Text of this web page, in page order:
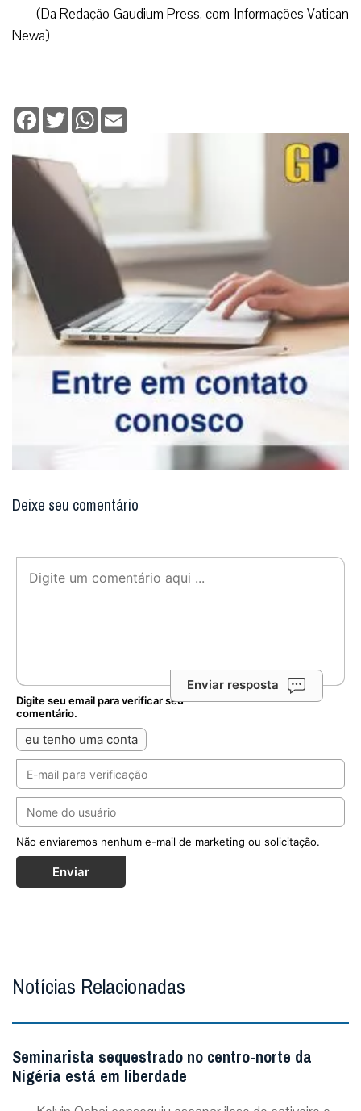
Deixe seu comentário
Enviar resposta
comentário.
eu tenho uma conta
Notícias Relacionadas
Seminarista sequestrado no centro-norte da
Nigéria está em liberdade
Kelvin Ochai conseguiu escapar ileso do cativeiro e
reencontrou a família no estado de Benue; Igreja local
O fogo passou duas vezes, mas o crucifixo
permaneceu de pé
A imagem que emocionou o mundo em meio aos
incêndios na França. Foto: IG @patr...
MAIS